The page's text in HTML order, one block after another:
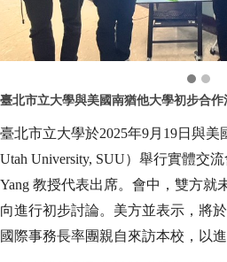
臺北市立大學與美國南猶他大學初步合作
臺北市立大學於2025年9月 19日與美
Utah University, SUU）舉行實體交
Yang 教授代表出席。會中， 雙方就
向進行初步討論。美方並表示， 將於
國際事務長率團親自來訪本校 ，以